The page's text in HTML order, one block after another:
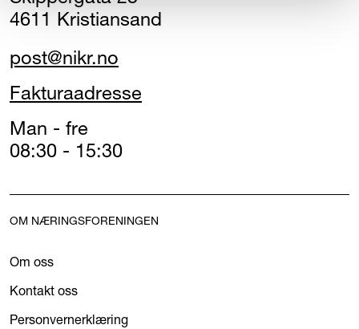
4611 Kristiansand
post@nikr.no
Fakturaadresse
Man - fre
08:30 - 15:30
OM NÆRINGSFORENINGEN
Om oss
Kontakt oss
Personvernerklæring